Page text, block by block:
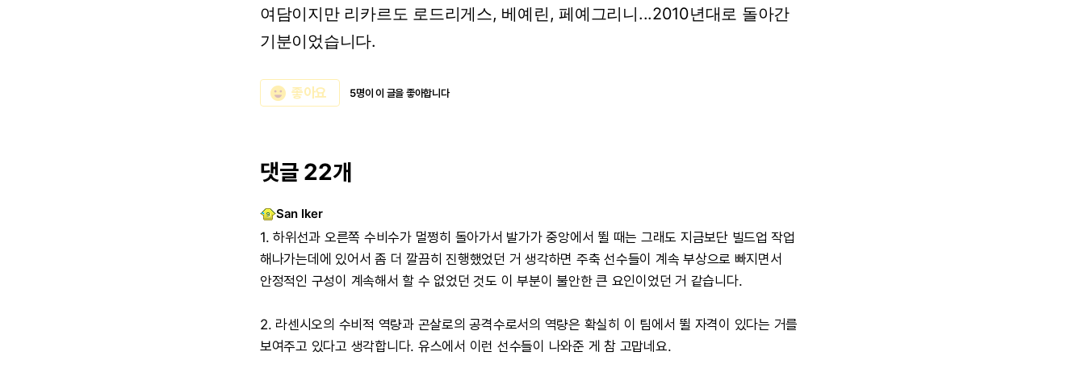
여담이지만 리카르도 로드리게스, 베예린, 페예그리니...2010년대로 돌아간
기분이었습니다.
emoji_emotions 좋아요 5명이 이 글을 좋아합니다
댓글 22개
San Iker
1. 하위선과 오른쪽 수비수가 멀쩡히 돌아가서 발가가 중앙에서 뛸 때는 그래도 지금보단 빌드업 작업
해나가는데에 있어서 좀 더 깔끔히 진행했었던 거 생각하면 주축 선수들이 계속 부상으로 빠지면서
안정적인 구성이 계속해서 할 수 없었던 것도 이 부분이 불안한 큰 요인이었던 거 같습니다.
2. 라센시오의 수비적 역량과 곤살로의 공격수로서의 역량은 확실히 이 팀에서 뛸 자격이 있다는 거를
보여주고 있다고 생각합니다. 유스에서 이런 선수들이 나와준 게 참 고맙네요.